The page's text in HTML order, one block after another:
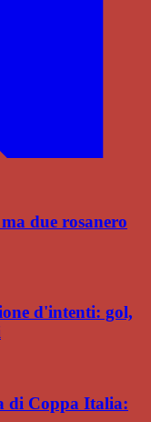
due rosanero
d'intenti: gol,
di Coppa Italia: